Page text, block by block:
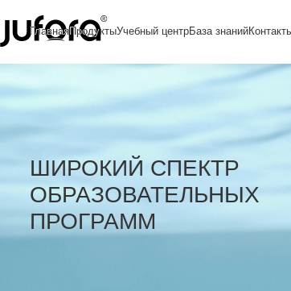
ГлавнаяПродуктыУчебный центрБаза знаний
ШИРОКИЙ СПЕКТР
ОБРАЗОВАТЕЛЬНЫХ
ПРОГРАММ